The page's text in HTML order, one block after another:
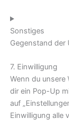
Sonstiges
Gegenstand der
7. Einwilligung
Wenn du unsere
dir ein Pop-Up
auf
Einwilligung alle